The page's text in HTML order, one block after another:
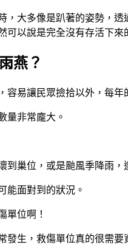
，大多像是趴著的姿勢，
可以說是完全沒有存活下來
燕？
容易讓民眾撿拾以外，每
量非常龐大。
到巢位，或是颱風季降雨
能面對到的狀況。
單位啊！
發生，救傷單位真的很需